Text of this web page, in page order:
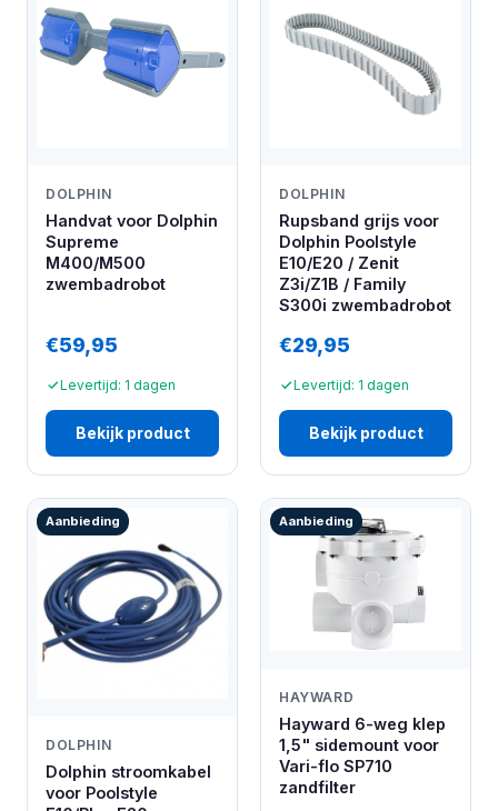
DOLPHIN
Handvat voor Dolphin
Supreme
M400/M500
zwembadrobot
€59,95
Levertijd: 1 dagen
Bekijk product
DOLPHIN
Rupsband grijs voor
Dolphin Poolstyle
E10/E20 / Zenit
Z3i/Z1B / Family
S300i zwembadrobot
€29,95
Levertijd: 1 dagen
Bekijk product
Aanbieding
DOLPHIN
Dolphin stroomkabel
voor Poolstyle
Aanbieding
HAYWARD
Hayward 6-weg klep
1,5" sidemount voor
Vari-flo SP710
zandfilter